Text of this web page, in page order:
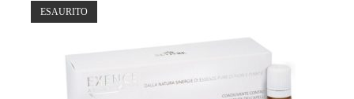
ESAURITO